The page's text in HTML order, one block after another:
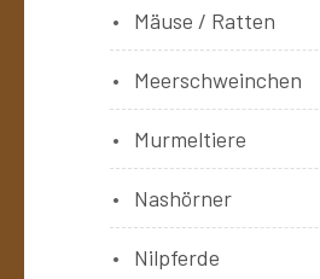
Mäuse / Ratten
Meerschweinchen
Murmeltiere
Nashörner
Nilpferde